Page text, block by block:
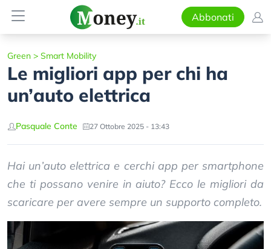
Abbonati
Green > Smart Mobility
Le migliori app per chi ha
un’auto elettrica
Pasquale Conte 27 Ottobre 2025 - 13:43
Hai un’auto elettrica e cerchi app per smartphone
che ti possano venire in aiuto? Ecco le migliori da
scaricare per avere sempre un supporto completo.